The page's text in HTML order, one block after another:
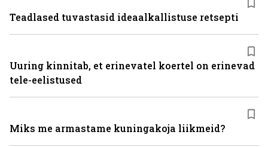
Teadlased tuvastasid ideaalkallistuse retsepti
Uuring kinnitab, et erinevatel koertel on erinevad
tele-eelistused
Miks me armastame kuningakoja liikmeid?